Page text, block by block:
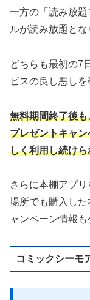
一方の「読み放
ルが読み放題とな
どちらも最初の7
ビスの良し悪しを
無料期間終了後
プレゼントキャ
しく利用し続け
さらに本棚アプ
場所でも購入し
ャンペーン情報も
コミックシーモ